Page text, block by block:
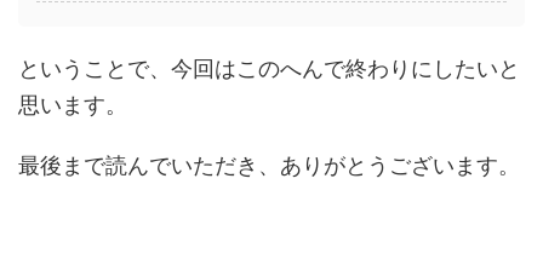
ということで、今回はこのへんで終わりにしたいと
思います。
最後まで読んでいただき、ありがとうございます。